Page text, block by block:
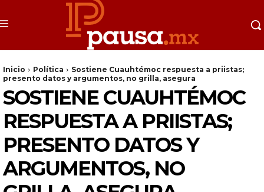
Inicio Política
Sostiene Cuauhtémoc respuesta a priistas;
presento datos y argumentos, no grilla, asegura
SOSTIENE CUAUHTÉMOC
RESPUESTA A PRIISTAS;
PRESENTO DATOS Y
ARGUMENTOS, NO